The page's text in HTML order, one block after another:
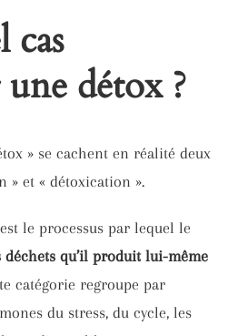
cas
détox ?
» se cachent en réalité deux
» et « détoxication ».
est le processus par lequel le
déchets qu’il produit lui-même
catégorie regroupe par
du stress, du cycle, les